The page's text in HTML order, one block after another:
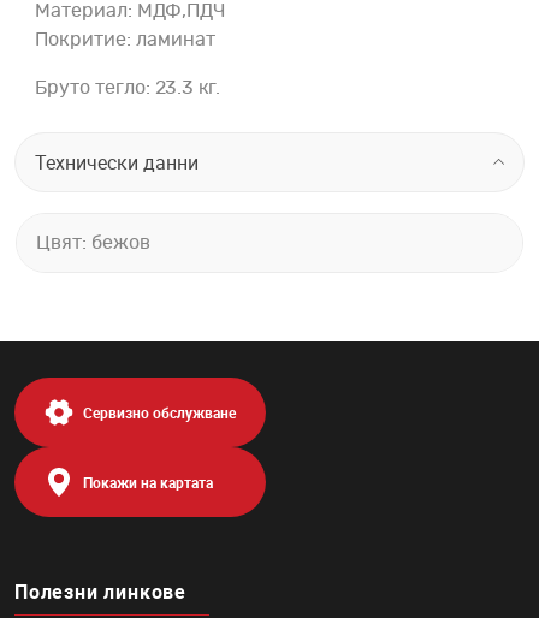
Материал: МДФ,ПДЧ
Покритие: ламинат
Бруто тегло: 23.3 кг.
Технически данни
Цвят: бежов
Полезни линкове
Сервизно обслужване
Покажи на картата